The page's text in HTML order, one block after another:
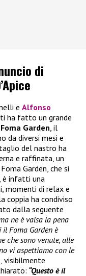
di
e Alfonso
ha fatto un grande
Garden , il
da diversi mesi e
del nastro ha
e raffinata, un
Garden, che si
è infatti una
momenti di relax e
coppia ha condiviso
dalla seguente
ne è valsa la pena
Foma Garden è
che sono venute, alle
vi aspettiamo con le
visibilmente
“Questo è il